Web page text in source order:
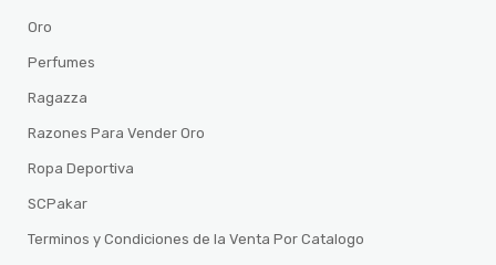
Oro
Perfumes
Ragazza
Razones Para Vender Oro
Ropa Deportiva
SCPakar
Terminos y Condiciones de la Venta Por Catalogo